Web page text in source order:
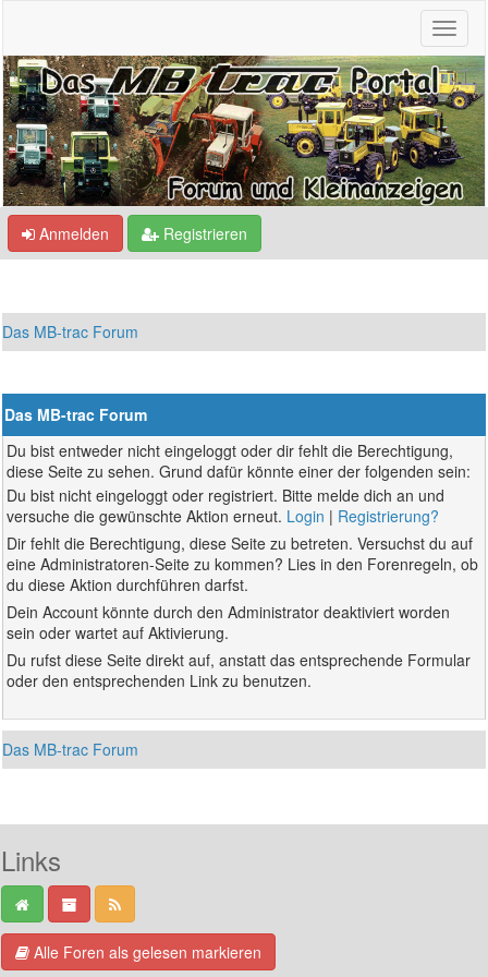
Anmelden Registrieren
Das MB-trac Forum
Das MB-trac Forum
Du bist entweder nicht eingeloggt oder dir fehlt die Berechtigung,
diese Seite zu sehen. Grund dafür könnte einer der folgenden sein:
Du bist nicht eingeloggt oder registriert. Bitte melde dich an und
versuche die gewünschte Aktion erneut. Login | Registrierung?
Dir fehlt die Berechtigung, diese Seite zu betreten. Versuchst du auf
eine Administratoren-Seite zu kommen? Lies in den Forenregeln, ob
du diese Aktion durchführen darfst.
Dein Account könnte durch den Administrator deaktiviert worden
sein oder wartet auf Aktivierung.
Du rufst diese Seite direkt auf, anstatt das entsprechende Formular
oder den entsprechenden Link zu benutzen.
Das MB-trac Forum
Links
Alle Foren als gelesen markieren